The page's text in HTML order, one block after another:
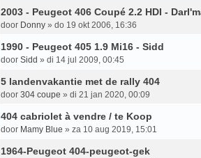
2003 - Peugeot 406 Coupé 2.2 HDI -
door Donny » do 19 okt 2006, 16:36
1990 - Peugeot 405 1.9 Mi16 - Sidd
door Sidd » di 14 jul 2009, 00:45
5 landenvakantie met de rally 404
door 304 coupe » di 21 jan 2020, 00:09
404 cabriolet à vendre / te Koop
door Mamy Blue » za 10 aug 2019, 15:01
1964-Peugeot 404-peugeot-gek